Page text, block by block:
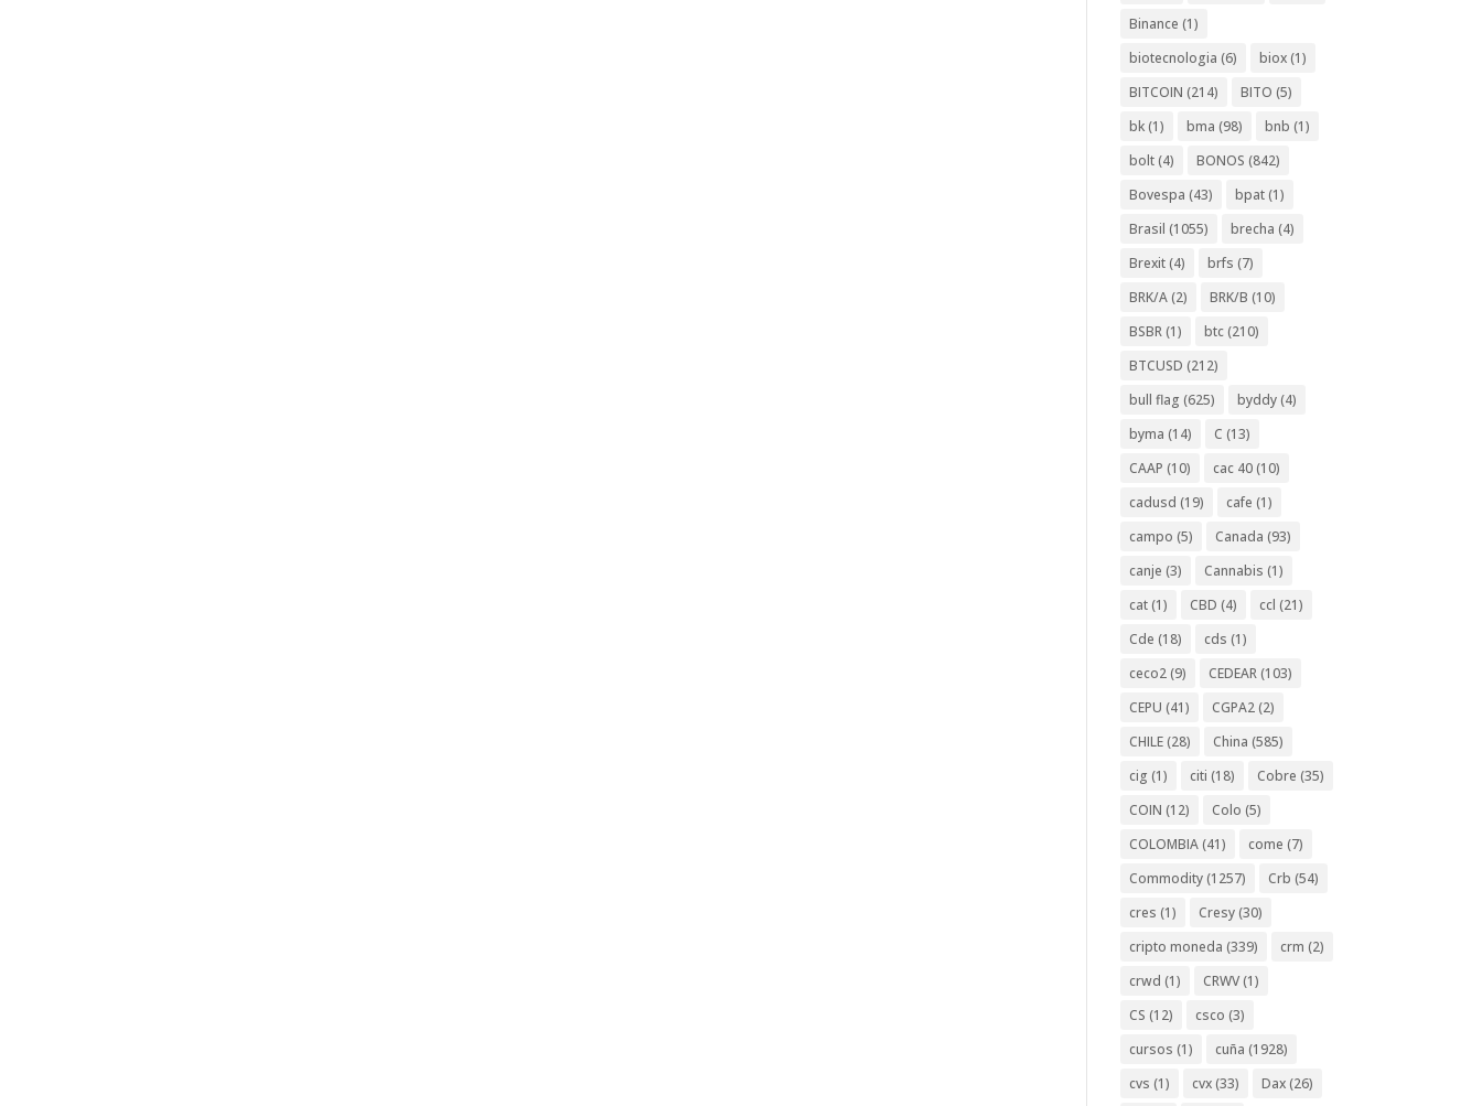
Binance (1)
biotecnologia (6) biox (1)
BITCOIN (214) BITO (5)
bk (1) bma (98) bnb (1)
bolt (4) BONOS (842)
Bovespa (43) bpat (1)
Brasil (1055) brecha (4)
Brexit (4) brfs (7)
BRK/A (2) BRK/B (10)
BSBR (1) btc (210)
BTCUSD (212)
bull flag (625) byddy (4)
byma (14) C (13)
CAAP (10) cac 40 (10)
cadusd (19) cafe (1)
campo (5) Canada (93)
canje (3) Cannabis (1)
cat (1) CBD (4) ccl (21)
Cde (18) cds (1)
ceco2 (9) CEDEAR (103)
CEPU (41) CGPA2 (2)
CHILE (28) China (585)
cig (1) citi (18) Cobre (35)
COIN (12) Colo (5)
COLOMBIA (41) come (7)
Commodity (1257) Crb (54)
cres (1) Cresy (30)
cripto moneda (339) crm (2)
crwd (1) CRWV (1)
CS (12) csco (3)
cursos (1) cuña (1928)
cvs (1) cvx (33) Dax (26)